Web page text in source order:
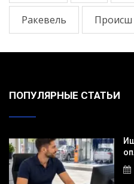
Ракевель Происш
ПОПУЛЯРНЫЕ СТАТЬИ